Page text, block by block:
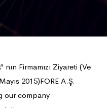
Firmamızı Ziyareti (Ve
2015)FORE A.Ş.
our company